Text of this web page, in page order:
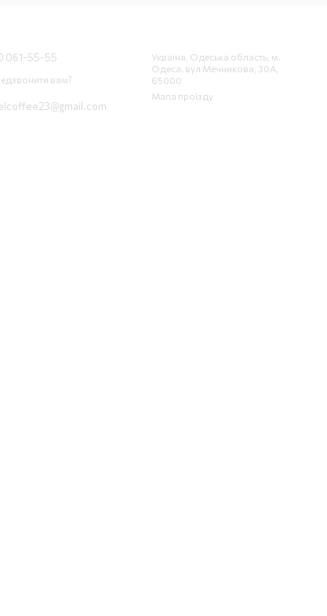
061-55-55
вам?
Україна, Одеська область, м.
Одеса. вул Мечникова, 30А,
65000
Мапа проїзду